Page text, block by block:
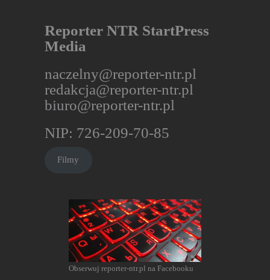
Reporter NTR StartPress
Media
naczelny@reporter-ntr.pl
redakcja@reporter-ntr.pl
biuro@reporter-ntr.pl
NIP: 726-209-70-85
Filmy
Obserwuj reporter-ntr.pl na Facebooku